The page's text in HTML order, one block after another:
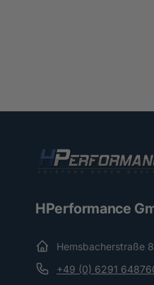
HPerformance
Hemsbacherstraße
+49 (0) 6291